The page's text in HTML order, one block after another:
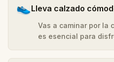
👟Lleva calzado
Vas a caminar por la
es esencial para